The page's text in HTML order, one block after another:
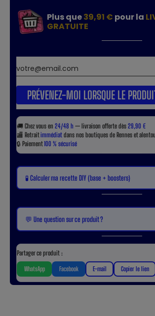
Plus que39,91 € pour la
GRATUITE
PRÉVENEZ-MOI LORSQUE LE
🚚 Chez vous en 24/48 h — livraison offerte dès29,90 €
🏬 Retraitimmédiatdans nos boutiques de Rennes et
🔒 Paiement100 % sécurisé
🧪 Calculer ma recette DIY (base + boosters)
💬 Une question sur ce produit ?
Partager ce produit :
WhatsApp Facebook E-mail Copier le lien